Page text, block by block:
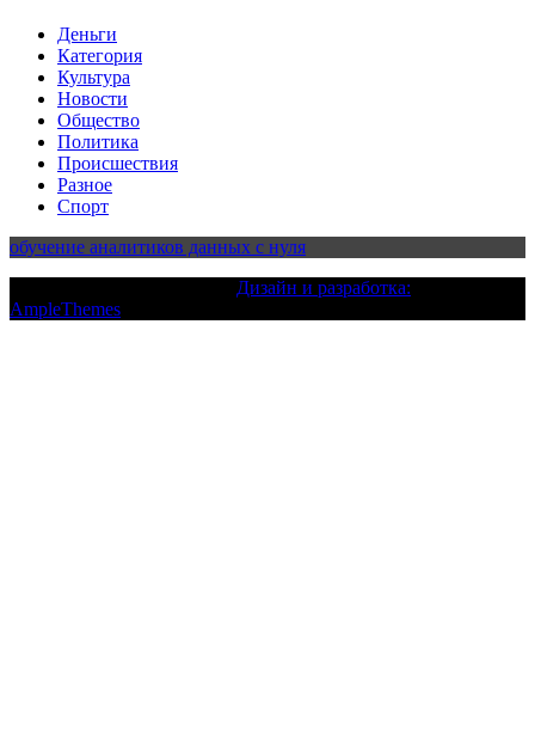
Деньги
Категория
Культура
Новости
Общество
Политика
Происшествия
Разное
Спорт
обучение аналитиков данных с нуля
Дизайн и разработка:
AmpleThemes